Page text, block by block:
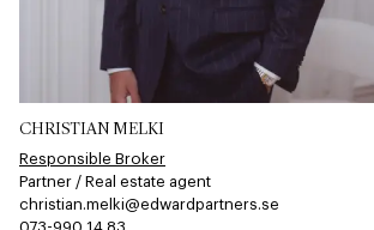
CHRISTIAN MELKI
Responsible Broker
Partner / Real estate agent
christian.melki@edwardpartners.se